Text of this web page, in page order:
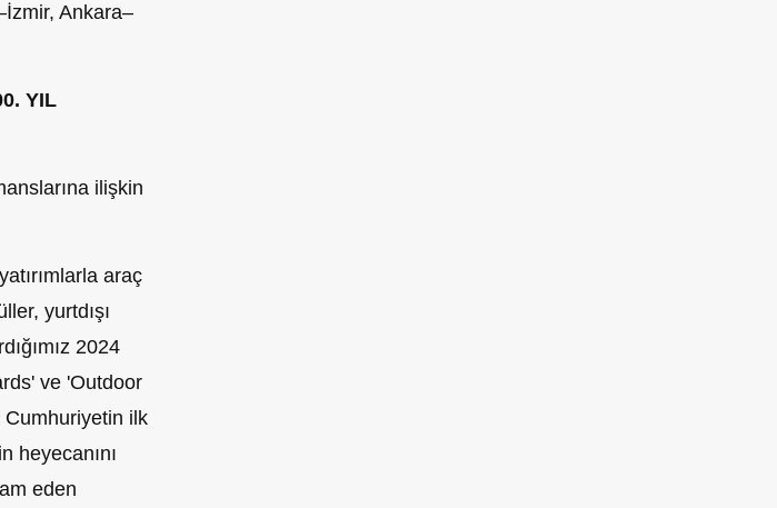
Ankara–
YIL
ilişkin
araç
yurtdışı
2024
ve 'Outdoor
Cumhuriyetin ilk
heyecanını
eden